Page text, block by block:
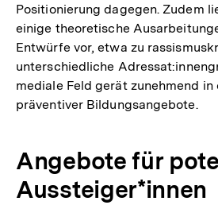
Positionierung dagegen. Zudem
einige theoretische
Entwürfe vor, etwa zu
unterschiedliche
mediale Feld gerät zunehmend in
präventiver Bildungsangebote.
Angebote für
Aussteiger*innen